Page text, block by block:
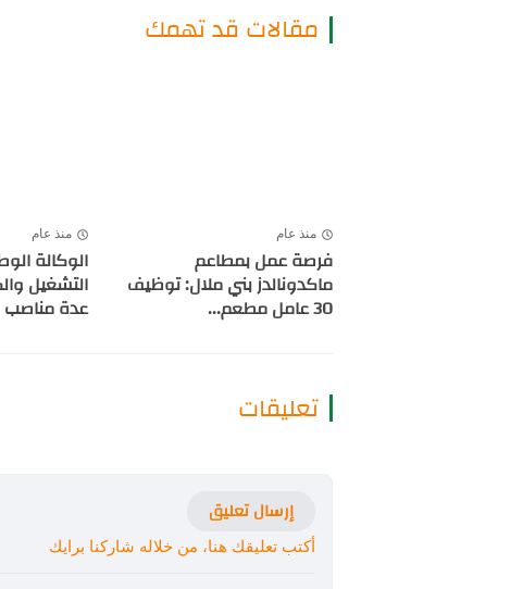
مقالات قد تهمك
منذ عام
فرصة عمل بمطاعم
ماكدونالدز بني ملال: توظيف
30 عامل مطعم...
منذ عام
الوكالة
التشغيل
عدة مناصب
تعليقات
إرسال تعليق
أكتب تعليقك هنا، من خلاله شاركنا برايك